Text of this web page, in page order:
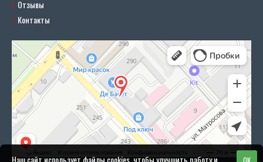
Отзывы
Контакты
Наш сайт использует файлы cookies, чтобы улучшить работу и